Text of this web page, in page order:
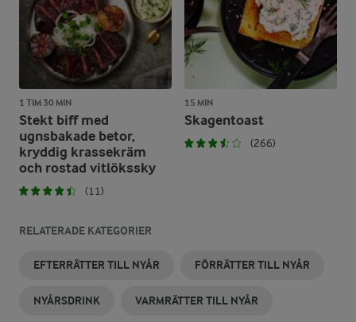
1 TIM 30 MIN
Stekt biff med
ugnsbakade betor,
kryddig krassekräm
och rostad vitlökssky
(11)
15 MIN
Skagentoast
(266)
RELATERADE KATEGORIER
EFTERRÄTTER TILL NYÅR FÖRRÄTTER TILL NYÅR
NYÅRSDRINK VARMRÄTTER TILL NYÅR